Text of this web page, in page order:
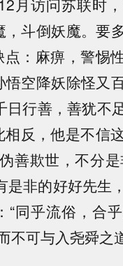
月访问苏联时
斗倒妖魔。要
点：麻痹，警惕
空降妖除怪又
日行善，善犹不
反，他是不信
善欺世，不分
是非的好好先生
“同乎流俗，合
可与入尧舜之